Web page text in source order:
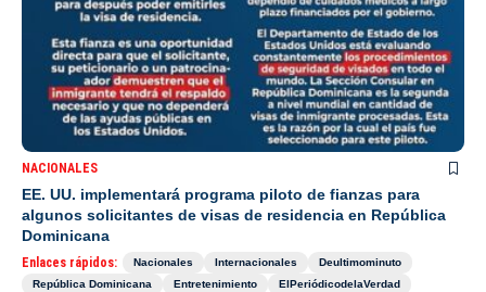
NACIONALES
EE. UU. implementará programa piloto de fianzas para
algunos solicitantes de visas de residencia en República
Dominicana
Enlaces rápidos: Nacionales Internacionales
Deultimominuto
República Dominicana
Entretenimiento
ElPeriódicodelaVerdad